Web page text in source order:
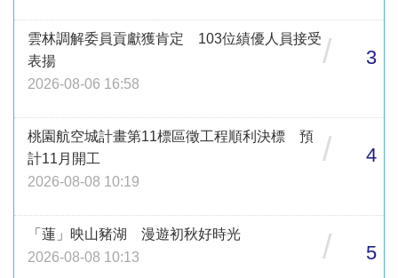
雲林調解委員貢獻獲肯定 103位績優人員接受
表揚
2026-08-06 16:58
/ 3
桃園航空城計畫第11標區徵工程順利決標 預
計11月開工
2026-08-08 10:19
/ 4
「蓮」映山豬湖 漫遊初秋好時光
2026-08-08 10:13
/ 5